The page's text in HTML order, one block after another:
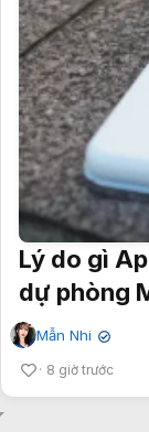
Lý do gì
dự phòng
Mẫn Nhi ✔
8 giờ trước